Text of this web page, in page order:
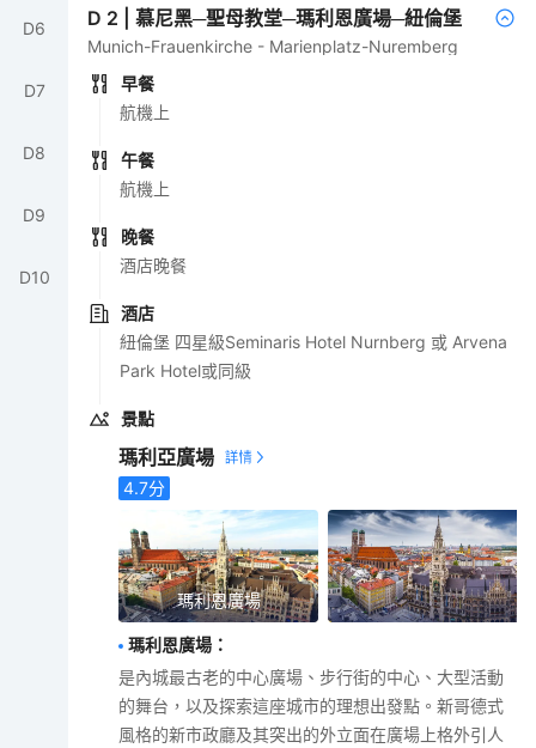
D6
D7
D8
D9
D10
D 2 |慕尼黑─聖母教堂─瑪利恩廣場─紐倫堡
Munich-Frauenkirche - Marienplatz-Nuremberg
早餐
航機上
午餐
航機上
晚餐
酒店晚餐
酒店
紐倫堡 四星級Seminaris Hotel Nurnberg 或 Arvena
Park Hotel或同級
景點
瑪利亞廣場
4.7分
瑪利恩廣場
瑪利恩廣場 ：
是內城最古老的中心廣場、步行街的中心、大型活動
的舞台，以及探索這座城市的理想出發點。新哥德式
風格的新市政廳及其突出的外立面在廣場上格外引人